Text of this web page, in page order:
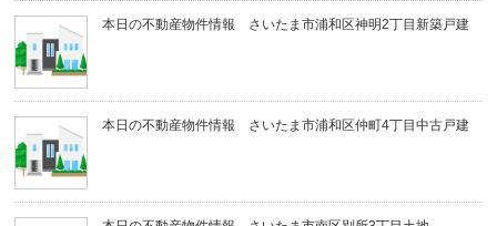
本日の不動産物件情報 さいたま市浦和区神明2丁目新築戸建
本日の不動産物件情報 さいたま市浦和区仲町4丁目中古戸建